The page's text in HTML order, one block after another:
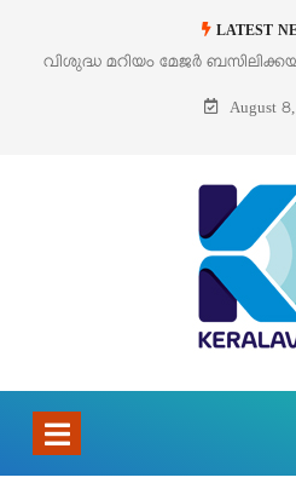
LATEST
തിരുനാൾ
‘പെറ്റൽസ്’
August